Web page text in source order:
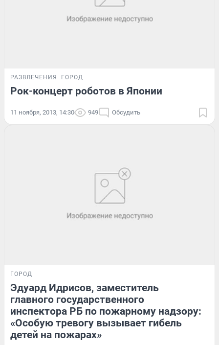
РАЗВЛЕЧЕНИЯ ГОРОД
Рок-концерт роботов в Японии
11 ноября, 2013, 14:30 949 Обсудить
ГОРОД
Эдуард Идрисов, заместитель
главного государственного
инспектора РБ по пожарному надзору:
«Особую тревогу вызывает гибель
детей на пожарах»